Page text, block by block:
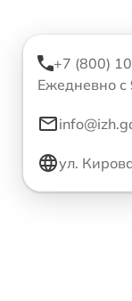
+7 (800)
Ежедневно с
ул.